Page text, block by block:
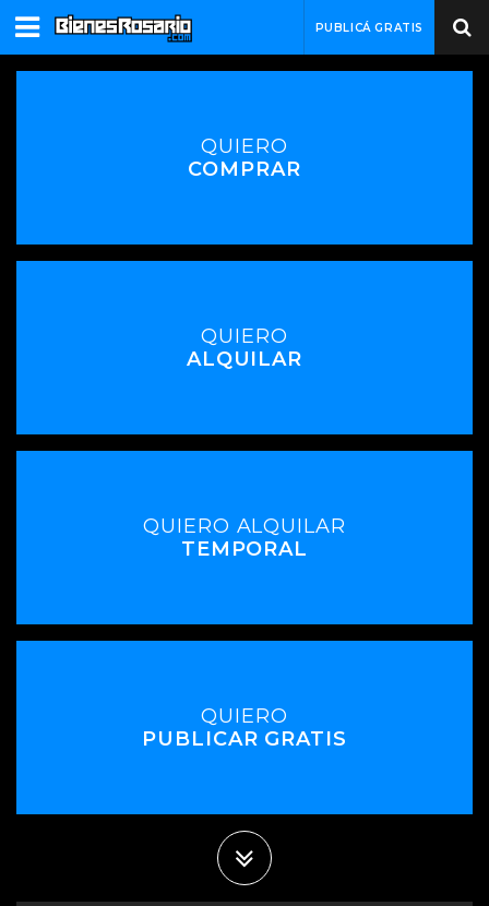
PUBLICÁ GRATIS
QUIERO
COMPRAR
QUIERO
ALQUILAR
QUIERO ALQUILAR
TEMPORAL
QUIERO
PUBLICAR GRATIS